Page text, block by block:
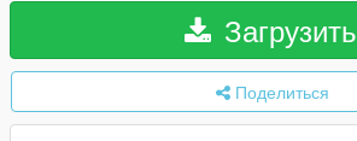
Загрузить
Поделиться